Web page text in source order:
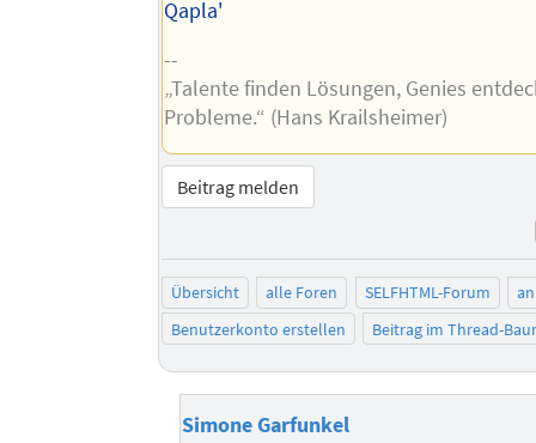
Qapla'
--
„Talente finden Lösungen, Genies
Probleme.“ (Hans Krailsheimer)
Beitrag melden
Übersicht alle Foren SELFHTML-Forum
Benutzerkonto erstellen
Beitrag im Thread-
Simone Garfunkel